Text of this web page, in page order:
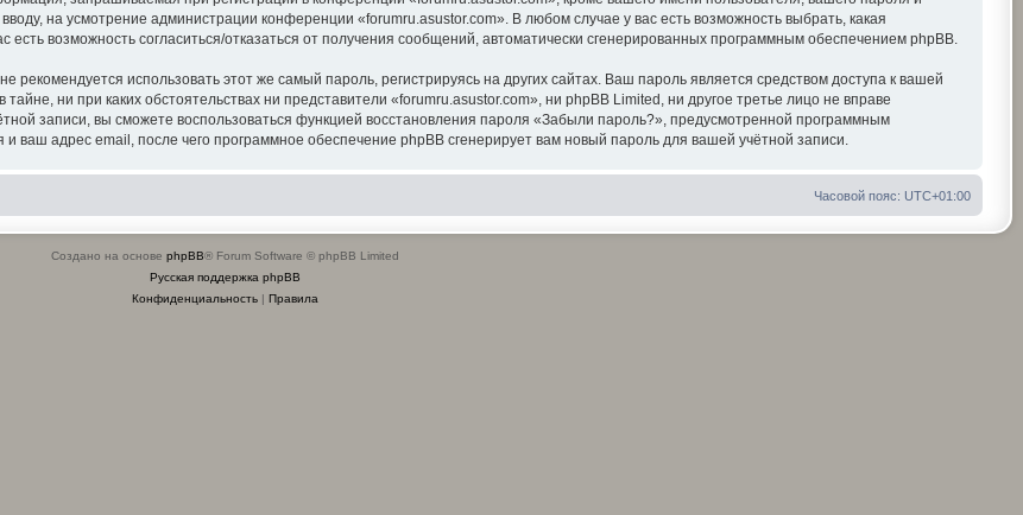
на усмотрение администрации конференции «forumru.asustor.com». В любом случае у вас есть возможность выбрать, какая
возможность согласиться/отказаться от получения сообщений, автоматически сгенерированных программным обеспечением phpBB.
использовать этот же самый пароль, регистрируясь на других сайтах. Ваш пароль является средством доступа к вашей
ни при каких обстоятельствах ни представители «forumru.asustor.com», ни phpBB Limited, ни другое третье лицо не вправе
записи, вы сможете воспользоваться функцией восстановления пароля «Забыли пароль?», предусмотренной программным
адрес email, после чего программное обеспечение phpBB сгенерирует вам новый пароль для вашей учётной записи.
Часовой пояс: UTC+01:00
Создано на основе phpBB® Forum Software © phpBB Limited
Русская поддержка phpBB
Конфиденциальность| Правила